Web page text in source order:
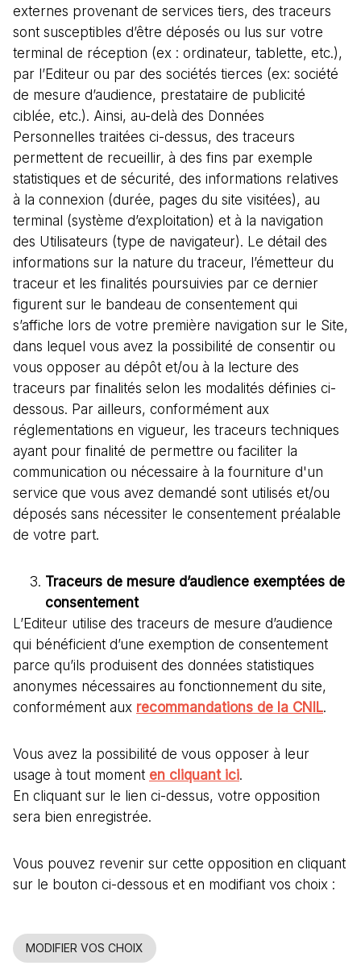
externes provenant de services tiers, des traceurs
sont susceptibles d’être déposés ou lus sur votre
terminal de réception (ex : ordinateur, tablette, etc.),
par l’Editeur ou par des sociétés tierces (ex: société
de mesure d’audience, prestataire de publicité
ciblée, etc.). Ainsi, au-delà des Données
Personnelles traitées ci-dessus, des traceurs
permettent de recueillir, à des fins par exemple
statistiques et de sécurité, des informations relatives
à la connexion (durée, pages du site visitées), au
terminal (système d’exploitation) et à la navigation
des Utilisateurs (type de navigateur). Le détail des
informations sur la nature du traceur, l’émetteur du
traceur et les finalités poursuivies par ce dernier
figurent sur le bandeau de consentement qui
s’affiche lors de votre première navigation sur le Site,
dans lequel vous avez la possibilité de consentir ou
vous opposer au dépôt et/ou à la lecture des
traceurs par finalités selon les modalités définies ci-
dessous. Par ailleurs, conformément aux
réglementations en vigueur, les traceurs techniques
ayant pour finalité de permettre ou faciliter la
communication ou nécessaire à la fourniture d'un
service que vous avez demandé sont utilisés et/ou
déposés sans nécessiter le consentement préalable
de votre part.
Traceurs de mesure d’audience exemptées de
consentement
L’Editeur utilise des traceurs de mesure d’audience
qui bénéficient d’une exemption de consentement
parce qu’ils produisent des données statistiques
anonymes nécessaires au fonctionnement du site,
conformément aux recommandations de la CNIL.
Vous avez la possibilité de vous opposer à leur
usage à tout moment en cliquant ici.
En cliquant sur le lien ci-dessus, votre opposition
sera bien enregistrée.
Vous pouvez revenir sur cette opposition en cliquant
sur le bouton ci-dessous et en modifiant vos choix :
MODIFIER VOS CHOIX